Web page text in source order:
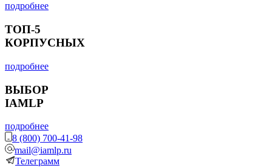
подробнее
ТОП-5
КОРПУСНЫХ
подробнее
ВЫБОР
IAMLP
подробнее
8 (800) 700-41-98
mail@iamlp.ru
Телеграмм